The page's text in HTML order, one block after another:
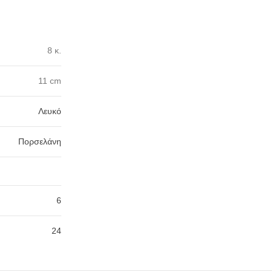
8 κ.
11 cm
Λευκό
Πορσελάνη
6
24